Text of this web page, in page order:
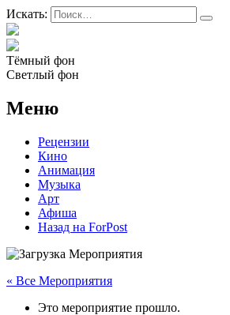
Искать:
Тёмный фон
Светлый фон
Меню
Рецензии
Кино
Анимация
Музыка
Арт
Афиша
Назад на ForPost
« Все Мероприятия
Это мероприятие прошло.